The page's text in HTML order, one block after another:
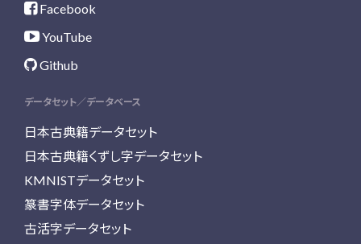
Facebook
YouTube
Github
データセット／データベース
日本古典籍データセット
日本古典籍くずし字データセット
KMNISTデータセット
篆書字体データセット
古活字データセット